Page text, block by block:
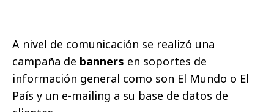
A nivel de comunicación se realizó una
campaña de banners en soportes de
información general como son El Mundo o El
País y un e-mailing a su base de datos de